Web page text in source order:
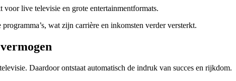
live televisie en grote entertainmentformats.
wat zijn carrière en inkomsten verder versterkt.
Daardoor ontstaat automatisch de indruk van succes en rijkdom.